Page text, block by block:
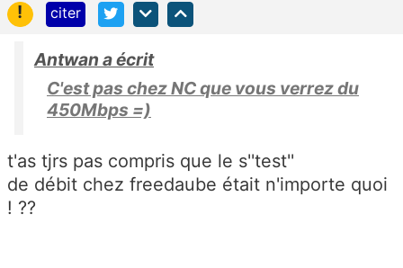
!
citer
Antwan a écrit
C'est pas chez NC que vous verrez du
450Mbps =)
t'as tjrs pas compris que le s''test''
de débit chez freedaube était n'importe quoi
! ??